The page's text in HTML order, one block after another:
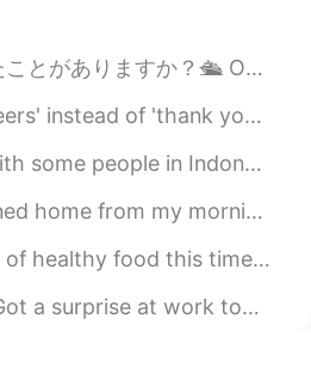
方がいいと思うよ😅 It
めの初めてのプライベ
予約しました！
めの初めてのプライベ
予約しました！
Your
seems perfect.
you, I would say
is more natural in my
dreams is to ride Royal Caribbean's 'Symphony of the Seas'. It's t...
Yes! In many cases, you can! 'Cheers' is very info...
or who are Muslims, it would be nice to get to kno...
bike ride. I can feel the season changing. As much as I...
😂 I smoked some salmon and cooked some fries and oni...
the Korean Language School in my city! 🥰🥰🥰 Finishe...